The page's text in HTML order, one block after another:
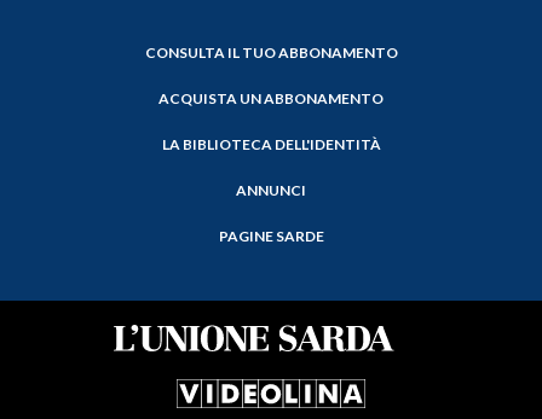
CONSULTA IL TUO ABBONAMENTO
ACQUISTA UN ABBONAMENTO
LA BIBLIOTECA DELL'IDENTITÀ
ANNUNCI
PAGINE SARDE